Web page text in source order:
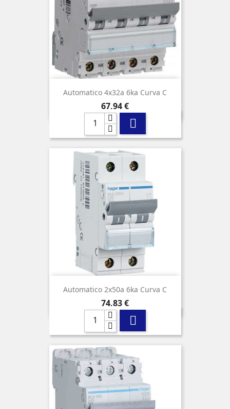
Automatico 4x32a 6ka Curva C
Precio
67,94 €

Automatico 2x50a 6ka Curva C
Precio
74,83 €
